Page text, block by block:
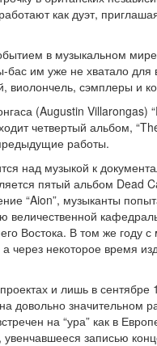
как дуэт,
в музыкальном
бас им уже не хватало для
виолончель, сэмплеры и
(Augustin Villarongas)
четвертый альбом,
работы.
над музыкой к
пятый альбом Dead
“Aion”, музыканты
величественной
Востока. В том же году с
через некоторое время
и лишь в сентябре
довольно значительном
на “ура” как в
записью